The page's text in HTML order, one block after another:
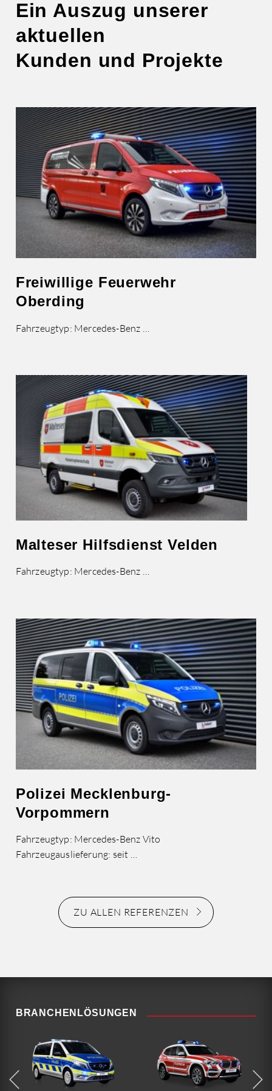
Ein Auszug unserer
aktuellen
Kunden und Projekte
Freiwillige Feuerwehr
Oberding
Fahrzeugtyp: Mercedes-Benz …
Malteser Hilfsdienst Velden
Fahrzeugtyp: Mercedes-Benz …
Polizei Mecklenburg-
Vorpommern
Fahrzeugtyp: Mercedes-Benz Vito
Fahrzeugauslieferung: seit …
ZU ALLEN REFERENZEN
BRANCHENLÖSUNGEN